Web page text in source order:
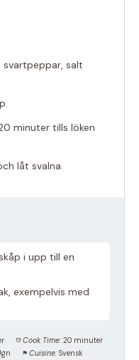
svartpeppar, salt
minuter tills löken
låt svalna.
i upp till en
exempelvis med
Cook Time: 20 minuter
Cuisine: Svensk